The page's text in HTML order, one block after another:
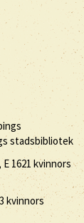
stadsbibliotek
E 1621 kvinnors
kvinnors